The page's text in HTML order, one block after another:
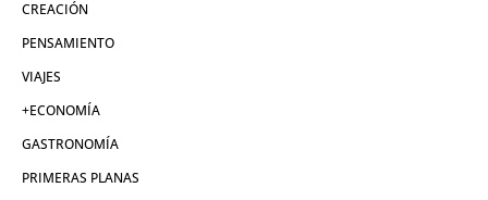
CREACIÓN
PENSAMIENTO
VIAJES
+ECONOMÍA
GASTRONOMÍA
PRIMERAS PLANAS